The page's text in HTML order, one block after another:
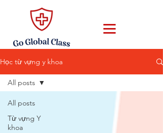
Học từ vựng y khoa
All posts
Từ vựng Y
khoa
All posts